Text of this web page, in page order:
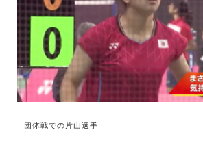
団体戦での片山選手